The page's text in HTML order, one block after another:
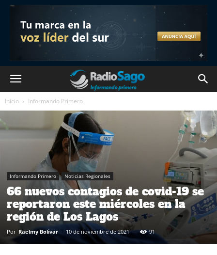
Inicio Informando Primero
Informando Primero Noticias Regionales
66 nuevos contagios de covid-19 se
reportaron este miércoles en la
región de Los Lagos
Por Raelmy Bolivar - 10 de noviembre de 2021 91